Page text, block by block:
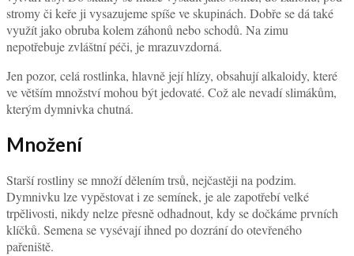
stromy či keře ji vysazujeme spíše ve skupinách. Dobře se dá také
využít jako obruba kolem záhonů nebo schodů. Na zimu
nepotřebuje zvláštní péči, je mrazuvzdorná.
Jen pozor, celá rostlinka, hlavně její hlízy, obsahují alkaloidy, které
ve větším množství mohou být jedovaté. Což ale nevadí slimákům,
kterým dymnivka chutná.
Množení
Starší rostliny se množí dělením trsů, nejčastěji na podzim.
Dymnivku lze vypěstovat i ze semínek, je ale zapotřebí velké
trpělivosti, nikdy nelze přesně odhadnout, kdy se dočkáme prvních
klíčků. Semena se vysévají ihned po dozrání do otevřeného
pařeniště.